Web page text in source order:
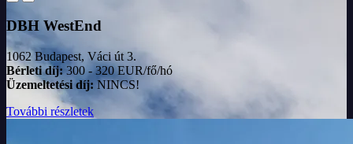
DBH WestEnd
1062 Budapest, Váci út 3.
Bérleti díj: 300 - 320 EUR/fő/hó
Üzemeltetési díj: NINCS!
További részletek